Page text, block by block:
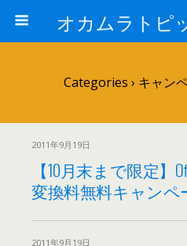
Categories › キャン
2011年9月19日
【10月末まで限定】
変換料無料キャンペ
2011年9月19日